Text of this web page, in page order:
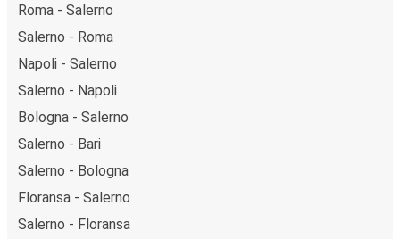
Roma - Salerno
Salerno - Roma
Napoli - Salerno
Salerno - Napoli
Bologna - Salerno
Salerno - Bari
Salerno - Bologna
Floransa - Salerno
Salerno - Floransa